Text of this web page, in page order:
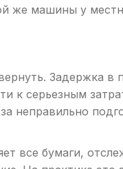
же машины у
Задержка в
к серьезным
неправильно
все бумаги,